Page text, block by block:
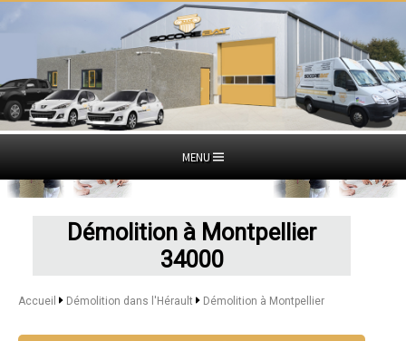
MENU
Démolition à Montpellier
34000
Accueil Démolition dans l'Hérault Démolition à Montpellier